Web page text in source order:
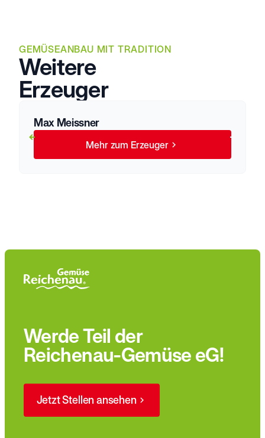
GEMÜSEANBAU MIT TRADITION
Weitere
Erzeuger
Max Meissner
Mehr zum Erzeuger
Werde Teil der
Reichenau-Gemüse eG!
Jetzt Stellen ansehen